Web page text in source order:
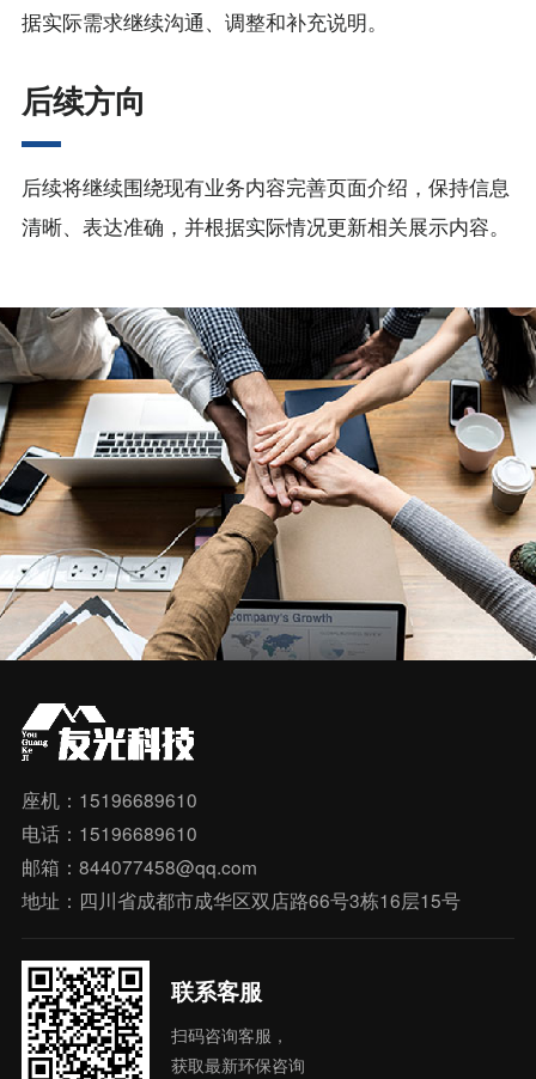
据实际需求继续沟通、调整和补充说明。
后续方向
后续将继续围绕现有业务内容完善页面介绍，保持信息
清晰、表达准确，并根据实际情况更新相关展示内容。
座机：15196689610
电话：15196689610
邮箱：844077458@qq.com
地址：四川省成都市成华区双店路66号3栋16层15号
联系客服
扫码咨询客服，
获取最新环保咨询